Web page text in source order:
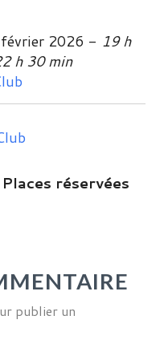
2026 - 19 h
h 30 min
réservées
publier un